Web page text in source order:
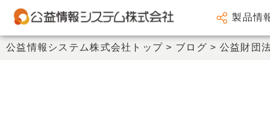
会計システム
製品情
公益情報システム株式会社トップ > ブログ > 公益財団